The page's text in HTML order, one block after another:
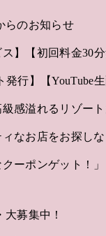
らのお知らせ
ス】【初回料金30
発行】【YouTube
感溢れるリゾー
なお店をお探し
ーポンゲット！」
募集中！